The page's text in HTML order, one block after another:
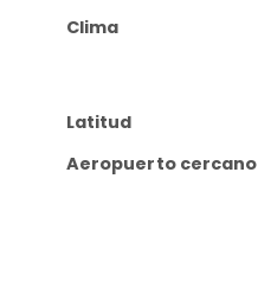
Clima
Latitud
Aeropuerto cercano